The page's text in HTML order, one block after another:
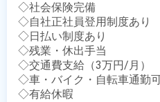
◇社会保険完備
◇自社正社員登用制度あり
◇日払い制度あり
◇残業・休出手当
◇交通費支給（3万円/月）
◇車・バイク・自転車通勤
◇有給休暇